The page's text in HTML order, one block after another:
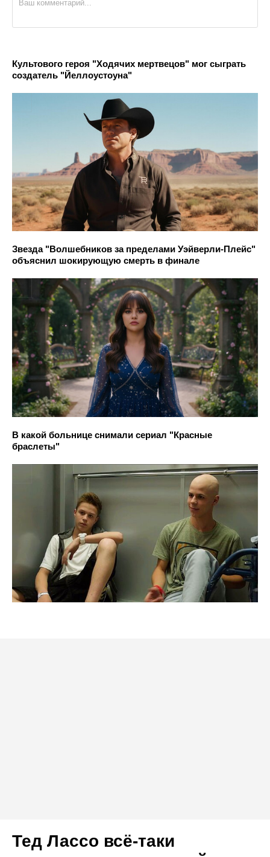
Культового героя "Ходячих мертвецов" мог сыграть
создатель "Йеллоустоуна"
Звезда "Волшебников за пределами Уэйверли-Плейс"
объяснил шокирующую смерть в финале
В какой больнице снимали сериал "Красные
браслеты"
Тед Лассо всё-таки